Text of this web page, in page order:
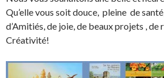
Qu’elle vous soit douce, pleine de
d’Amitiés, de joie, de beaux projets , de
Créativité!